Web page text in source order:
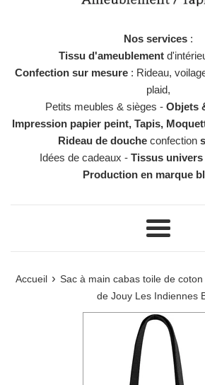
Nos services :
Tissu d'ameublement
Confection sur mesure: Rideau,
plaid,
Petits meubles & sièges - Objets
Impression papier peint, Tapis,
Rideau de douche confection
Idées de cadeaux - Tissus
Production en marque
Menu
Accueil › Sac à main cabas toile de
de Jouy Les Indiennes